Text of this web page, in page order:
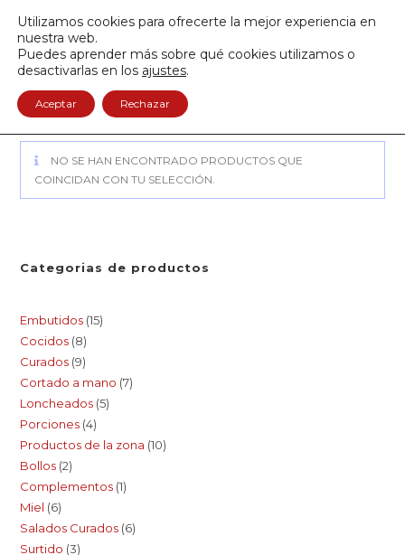
Envío GRATIS a partir de 50€
NO SE HAN ENCONTRADO PRODUCTOS QUE
COINCIDAN CON TU SELECCIÓN.
Categorias de productos
Embutidos 15
Cocidos 8
Curados 9
Cortado a mano 7
Loncheados 5
Porciones 4
Productos de la zona 10
Bollos 2
Complementos 1
Miel 6
Salados Curados 6
Surtido 3
Utilizamos cookies para ofrecerte la mejor experiencia en
nuestra web.
Puedes aprender más sobre qué cookies utilizamos o
desactivarlas en los ajustes.
Aceptar Rechazar